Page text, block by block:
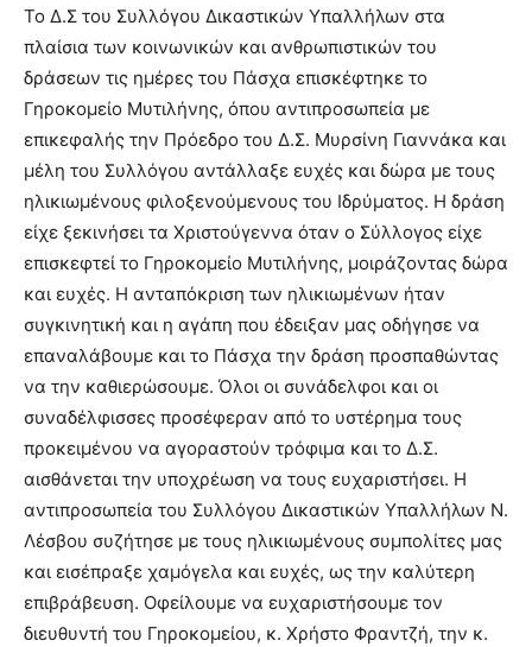
To Δ.Σ του Συλλόγου Δικαστικών Υπαλλήλων στα
πλαίσια των κοινωνικών και ανθρωπιστικών του
δράσεων τις ημέρες του Πάσχα επισκέφτηκε το
Γηροκομείο Μυτιλήνης, όπου αντιπροσωπεία με
επικεφαλής την Πρόεδρο του Δ.Σ. Μυρσίνη Γιαννάκα και
μέλη του Συλλόγου αντάλλαξε ευχές και δώρα με τους
ηλικιωμένους φιλοξενούμενους του Ιδρύματος. Η δράση
είχε ξεκινήσει τα Χριστούγεννα όταν ο Σύλλογος είχε
επισκεφτεί το Γηροκομείο Μυτιλήνης, μοιράζοντας δώρα
και ευχές. Η ανταπόκριση των ηλικιωμένων ήταν
συγκινητική και η αγάπη που έδειξαν μας οδήγησε να
επαναλάβουμε και το Πάσχα την δράση προσπαθώντας
να την καθιερώσουμε. Όλοι οι συνάδελφοι και οι
συναδέλφισσες προσέφεραν από το υστέρημα τους
προκειμένου να αγοραστούν τρόφιμα και το Δ.Σ.
αισθάνεται την υποχρέωση να τους ευχαριστήσει. Η
αντιπροσωπεία του Συλλόγου Δικαστικών Υπαλλήλων Ν.
Λέσβου συζήτησε με τους ηλικιωμένους συμπολίτες μας
και εισέπραξε χαμόγελα και ευχές, ως την καλύτερη
επιβράβευση. Οφείλουμε να ευχαριστήσουμε τον
διευθυντή του Γηροκομείου, κ. Χρήστο Φραντζή, την κ.